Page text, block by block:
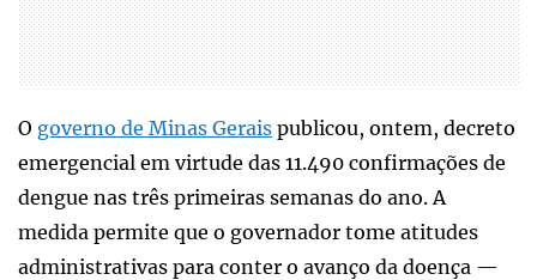
O governo de Minas Gerais publicou, ontem, decreto
emergencial em virtude das 11.490 confirmações de
dengue nas três primeiras semanas do ano. A
medida permite que o governador tome atitudes
administrativas para conter o avanço da doença —